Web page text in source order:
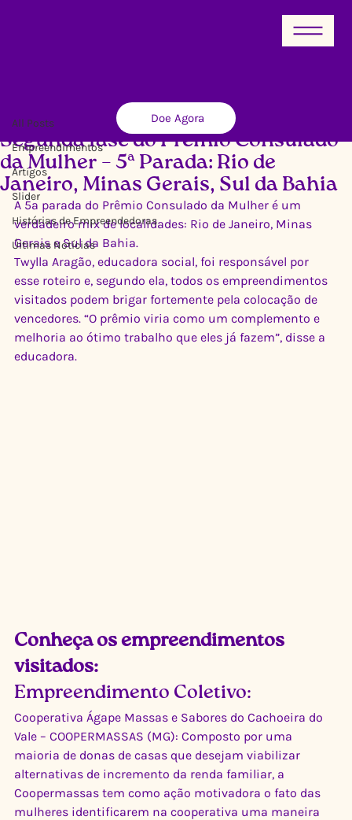
Doe Agora
All Posts
Empreendimentos
Artigos
Slider
Histórias de Empreendedoras
Últimas Notícias
Segunda fase do Prêmio Consulado
da Mulher – 5ª Parada: Rio de
Janeiro, Minas Gerais, Sul da Bahia
Ricardo Xavier 25 de jun. de 2018 2 min de leitura
A 5ª parada do Prêmio Consulado da Mulher é um
verdadeiro mix de localidades: Rio de Janeiro, Minas
Gerais e Sul da Bahia.
Twylla Aragão, educadora social, foi responsável por
esse roteiro e, segundo ela, todos os empreendimentos
visitados podem brigar fortemente pela colocação de
vencedores. “O prêmio viria como um complemento e
melhoria ao ótimo trabalho que eles já fazem”, disse a
educadora.
Conheça os empreendimentos
visitados:
Empreendimento Coletivo:
Cooperativa Ágape Massas e Sabores do Cachoeira do
Vale – COOPERMASSAS (MG): Composto por uma
maioria de donas de casas que desejam viabilizar
alternativas de incremento da renda familiar, a
Coopermassas tem como ação motivadora o fato das
mulheres identificarem na cooperativa uma maneira